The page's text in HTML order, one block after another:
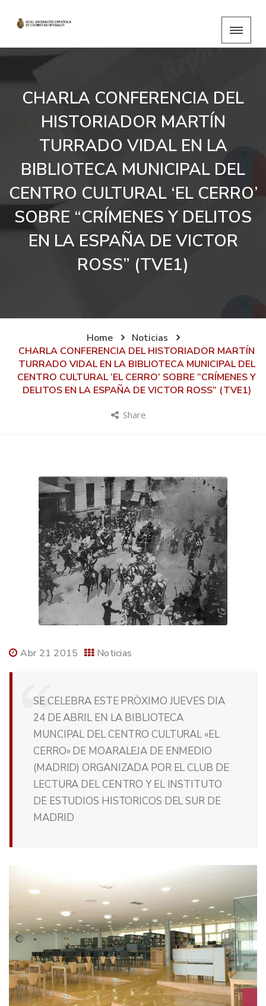
CHARLA CONFERENCIA DEL
HISTORIADOR MARTÍN
TURRADO VIDAL EN LA
BIBLIOTECA MUNICIPAL DEL
CENTRO CULTURAL ‘EL CERRO’
SOBRE “CRÍMENES Y DELITOS
EN LA ESPAÑA DE VICTOR
ROSS” (TVE1)
Home
Noticias
CHARLA CONFERENCIA DEL HISTORIADOR MARTÍN
TURRADO VIDAL EN LA BIBLIOTECA MUNICIPAL DEL
CENTRO CULTURAL ‘EL CERRO’ SOBRE “CRÍMENES Y
DELITOS EN LA ESPAÑA DE VICTOR ROSS” (TVE1)
Share
Abr 21 2015 Noticias
SE CELEBRA ESTE PRÖXIMO JUEVES DIA
24 DE ABRIL EN LA BIBLIOTECA
MUNCIPAL DEL CENTRO CULTURAL «EL
CERRO» DE MOARALEJA DE ENMEDIO
(MADRID) ORGANIZADA POR EL CLUB DE
LECTURA DEL CENTRO Y EL INSTITUTO
DE ESTUDIOS HISTORICOS DEL SUR DE
MADRID